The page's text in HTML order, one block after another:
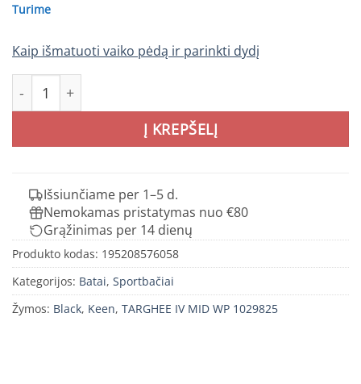
Turime
Kaip išmatuoti vaiko pėdą ir parinkti dydį
produkto kiekis: Keen TARGHEE IV MID WP 1029825
Į KREPŠELĮ
Išsiunčiame per 1–5 d.
Nemokamas pristatymas nuo €80
Grąžinimas per 14 dienų
Produkto kodas: 195208576058
Kategorijos: Batai, Sportbačiai
Žymos: Black, Keen, TARGHEE IV MID WP 1029825